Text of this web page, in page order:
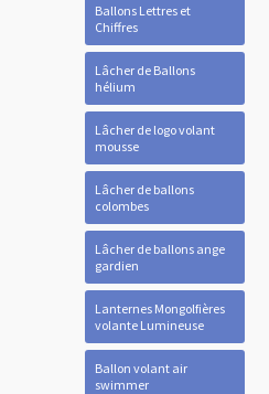
Ballons Lettres et
Chiffres
Lâcher de Ballons
hélium
Lâcher de logo volant
mousse
Lâcher de ballons
colombes
Lâcher de ballons ange
gardien
Lanternes Mongolfières
volante Lumineuse
Ballon volant air
swimmer